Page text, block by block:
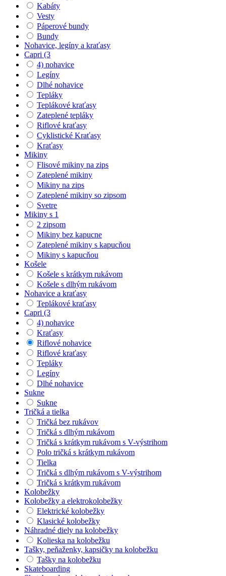
Kabáty
Vesty
Páperové bundy
Bundy
Nohavice, legíny a kraťasy
Capri (3
4) nohavice
Legíny
Dlhé nohavice
Tepláky
Teplákové kraťasy
Zateplené tepláky
Riflové kraťasy
Cyklistické Kraťasy
Kraťasy
Mikiny
Flisové mikiny na zips
Zateplené mikiny
Mikiny na zips
Zateplené mikiny so zipsom
Svetre
Mikiny s 1
2 zipsom
Mikiny bez kapucne
Zateplené mikiny s kapucňou
Mikiny s kapucňou
Košele
Košele s krátkym rukávom
Košele s dlhým rukávom
Nohavice a kraťasy
Teplákové kraťasy
Capri (3
4) nohavice
Kraťasy
Riflové nohavice
Riflové kraťasy
Tepláky
Legíny
Dlhé nohavice
Sukne
Sukne
Tričká a tielka
Tričká bez rukávov
Tričká s dlhým rukávom
Tričká s krátkym rukávom s V-výstrihom
Polo tričká s krátkym rukávom
Tielka
Tričká s dlhým rukávom s V-výstrihom
Tričká s krátkym rukávom
Kolobežky
Kolobežky a elektrokolobežky
Elektrické kolobežky
Klasické kolobežky
Náhradné diely na kolobežky
Kolieska na kolobežku
Tašky, peňaženky, kapsičky na kolobežku
Tašky na kolobežku
Skateboarding